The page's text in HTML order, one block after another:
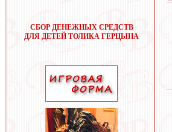
СБОР ДЕНЕЖНЫХ СРЕДСТВ
ДЛЯ ДЕТЕЙ ТОЛИКА ГЕРЦЫНА